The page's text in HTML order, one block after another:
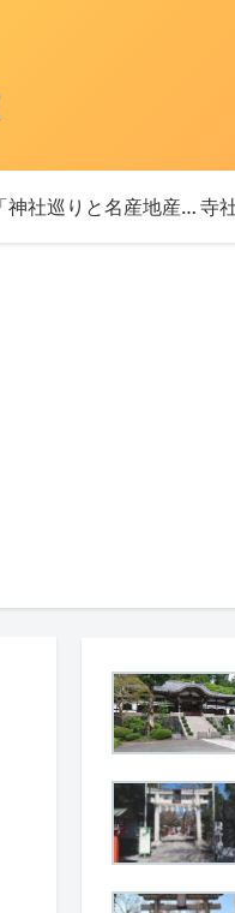
「神社巡りと名産地産を探す旅」ブログ始めました！